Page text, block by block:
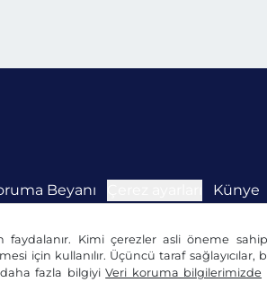
Kimi çerezler asli öneme
için kullanılır. Üçüncü taraf
daha fazla bilgiyiVeri koruma bilgilerimizde
Beyanı Künye